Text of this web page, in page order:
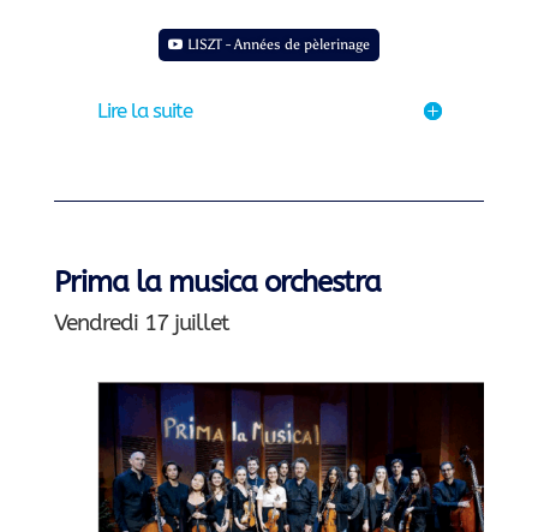
LISZT - Années de pèlerinage
Lire la suite
Prima la musica orchestra
Vendredi 17 juillet